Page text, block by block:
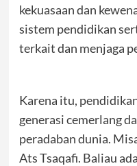
kekuasaan dan
sistem pendidikan
terkait dan menjaga
Karena itu,
generasi cemerlang
peradaban dunia.
Ats Tsaqafi. Baliau